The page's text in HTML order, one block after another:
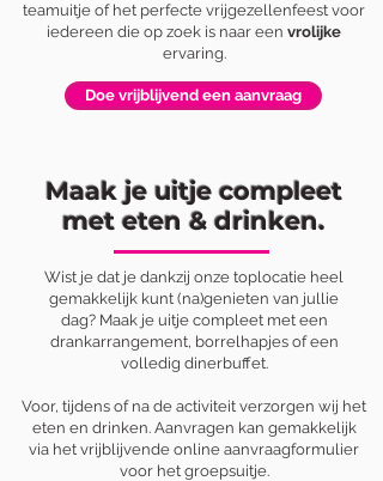
teamuitje of het perfecte vrijgezellenfeest voor
iedereen die op zoek is naar een vrolijke
ervaring.
Doe vrijblijvend een aanvraag
Maak je uitje compleet
met eten & drinken.
Wist je dat je dankzij onze toplocatie heel
gemakkelijk kunt (na)genieten van jullie
dag?Maak je uitje compleet met een
drankarrangement, borrelhapjes of een
volledig dinerbuffet.
Voor, tijdens of na de activiteit verzorgen wij het
eten en drinken. Aanvragen kan gemakkelijk
via het vrijblijvende online aanvraagformulier
voor het groepsuitje.